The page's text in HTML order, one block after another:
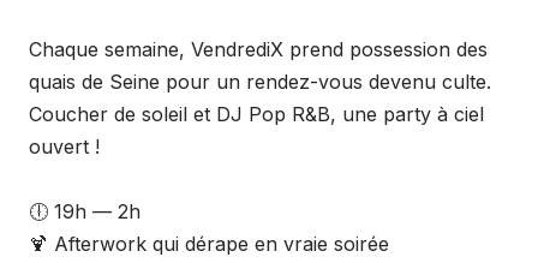
Chaque semaine, VendrediX prend possession des
quais de Seine pour un rendez-vous devenu culte.
Coucher de soleil et DJ Pop R&B, une party à ciel
ouvert !
🕕 19h — 2h
🍹 Afterwork qui dérape en vraie soirée